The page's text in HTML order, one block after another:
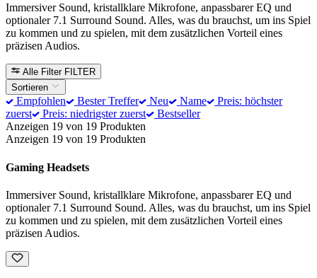
Immersiver Sound, kristallklare Mikrofone, anpassbarer EQ und
optionaler 7.1 Surround Sound. Alles, was du brauchst, um ins Spiel
zu kommen und zu spielen, mit dem zusätzlichen Vorteil eines
präzisen Audios.
Alle Filter FILTER
Sortieren
Empfohlen Bester Treffer Neu Name
Preis: höchster
zuerst
Preis: niedrigster zuerst
Bestseller
Anzeigen 19 von 19 Produkten
Anzeigen 19 von 19 Produkten
Gaming Headsets
Immersiver Sound, kristallklare Mikrofone, anpassbarer EQ und
optionaler 7.1 Surround Sound. Alles, was du brauchst, um ins Spiel
zu kommen und zu spielen, mit dem zusätzlichen Vorteil eines
präzisen Audios.